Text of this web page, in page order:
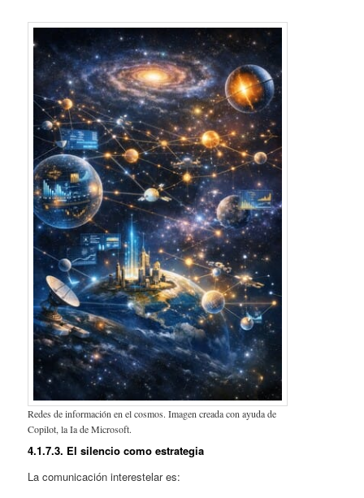
Redes de información en el cosmos. Imagen creada con ayuda de
Copilot, la Ia de Microsoft.
4.1.7.3. El silencio como estrategia
La comunicación interestelar es: